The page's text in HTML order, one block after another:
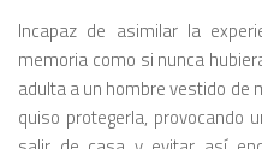
Incapaz de asimilar la
memoria como si nunca
adulta a un hombre vestido de
quiso protegerla, provocando